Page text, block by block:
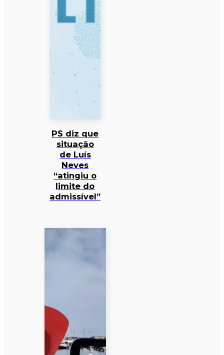
PS diz que
situação
de Luís
Neves
“atingiu o
limite do
admissível”